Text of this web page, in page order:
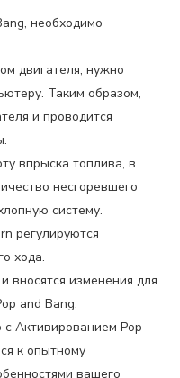
необходимо
двигателя, нужно
Таким образом,
и проводится
впрыска топлива, в
несгоревшего
систему.
регулируются
хода.
вносятся изменения для
and Bang.
Активированием Pop
к опытному
вашего